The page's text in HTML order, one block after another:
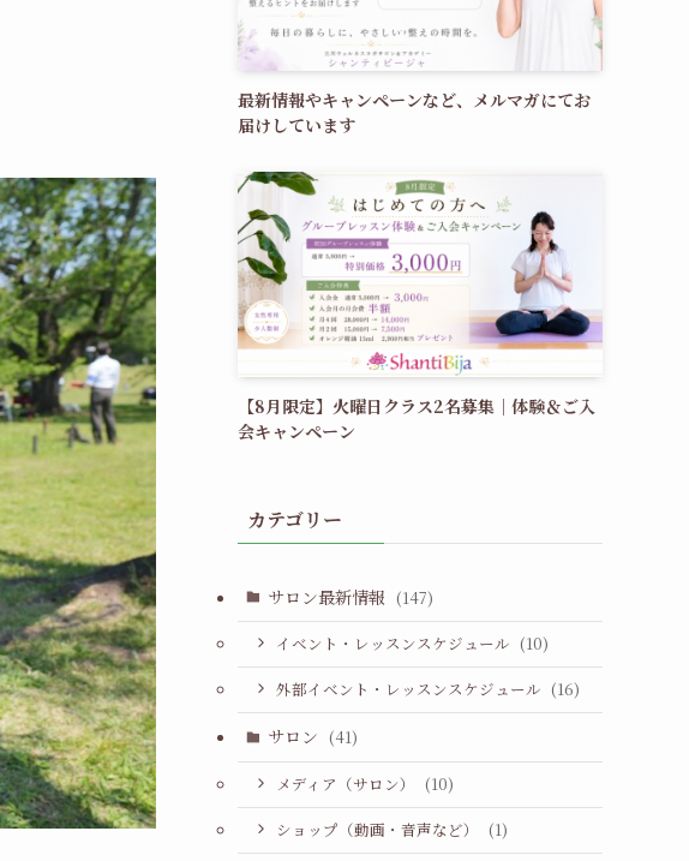
最新情報やキャンペーンなど、メルマガにてお
届けしています
【8月限定】火曜日クラス2名募集｜体験＆ご入
会キャンペーン
カテゴリー
サロン最新情報 (147)
イベント・レッスンスケジュール (10)
外部イベント・レッスンスケジュール (16)
サロン (41)
メディア（サロン）
(10)
ショップ（動画・音声など）
(1)